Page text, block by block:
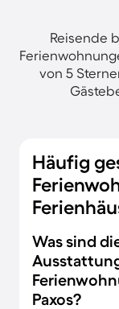
Reisende
von 5
Häufig
Was sind
Paxos?